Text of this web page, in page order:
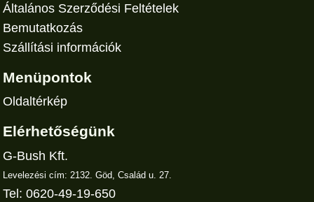
Általános Szerződési Feltételek
Bemutatkozás
Szállítási információk
Menüpontok
Oldaltérkép
Elérhetőségünk
G-Bush Kft.
Levelezési cím: 2132. Göd, Család u. 27.
Tel: 0620-49-19-650